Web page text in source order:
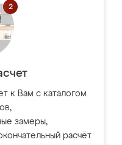
к Вам с каталогом
замеры,
расчёт